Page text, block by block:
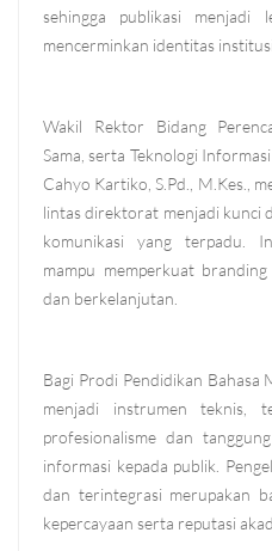
sehingga publikasi menjadi
mencerminkan identitas
Wakil Rektor Bidang
Sama, serta Teknologi
Cahyo Kartiko, S.Pd., M.Kes.,
lintas direktorat menjadi kunci
komunikasi yang terpadu.
mampu memperkuat
dan berkelanjutan.
Bagi Prodi Pendidikan Bahasa
menjadi instrumen teknis,
profesionalisme dan
informasi kepada publik.
dan terintegrasi merupakan
kepercayaan serta reputasi